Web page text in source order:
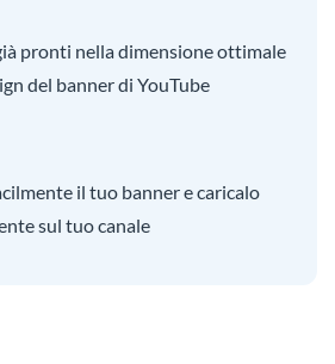
pronti nella dimensione ottimale
del banner di YouTube
il tuo banner e caricalo
sul tuo canale